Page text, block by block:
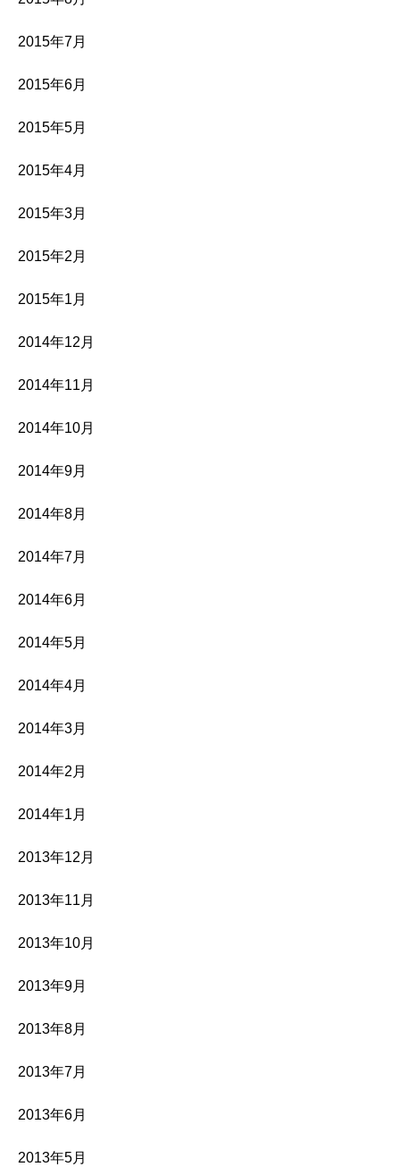
2015年7月
2015年6月
2015年5月
2015年4月
2015年3月
2015年2月
2015年1月
2014年12月
2014年11月
2014年10月
2014年9月
2014年8月
2014年7月
2014年6月
2014年5月
2014年4月
2014年3月
2014年2月
2014年1月
2013年12月
2013年11月
2013年10月
2013年9月
2013年8月
2013年7月
2013年6月
2013年5月